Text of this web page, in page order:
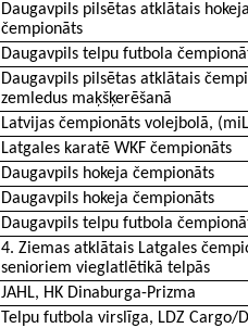
Daugavpils pilsētas atklātais
čempionāts
Daugavpils telpu futbola
Daugavpils pilsētas atklātais
zemledus maķšķerēšanā
Latvijas čempionāts volejbolā,
Latgales karatē WKF čempionāts
Daugavpils hokeja čempionāts
Daugavpils hokeja čempionāts
Daugavpils telpu futbola
4. Ziemas atklātais Latgales
senioriem vieglatlētikā telpās
JAHL, HK Dinaburga-Prizma
Telpu futbola virslīga, LDZ Cargo/